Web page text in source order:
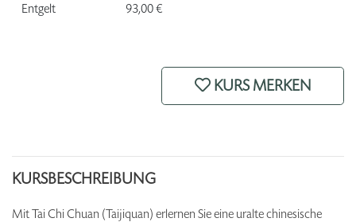
Entgelt 93,00 €
KURS MERKEN
KURSBESCHREIBUNG
Mit Tai Chi Chuan (Taijiquan) erlernen Sie eine uralte chinesische